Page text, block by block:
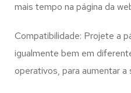
mais tempo na página da
Compatibilidade: Projete a
igualmente bem em
operativos, para aumentar a